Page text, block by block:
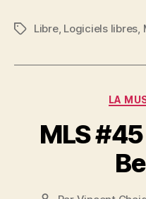
Étiquettes
Libre, Logiciels libres
LA
MLS